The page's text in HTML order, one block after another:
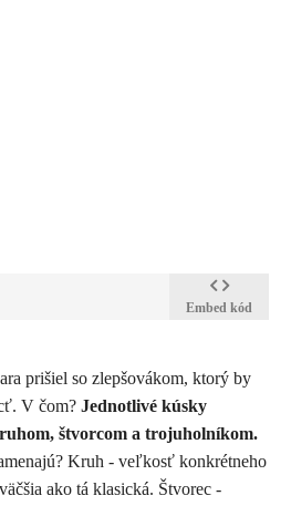
Embed kód
prišiel so zlepšovákom, ktorý by
V čom? Jednotlivé kúsky
štvorcom a trojuholníkom.
Kruh - veľkosť konkrétneho
ako tá klasická. Štvorec -